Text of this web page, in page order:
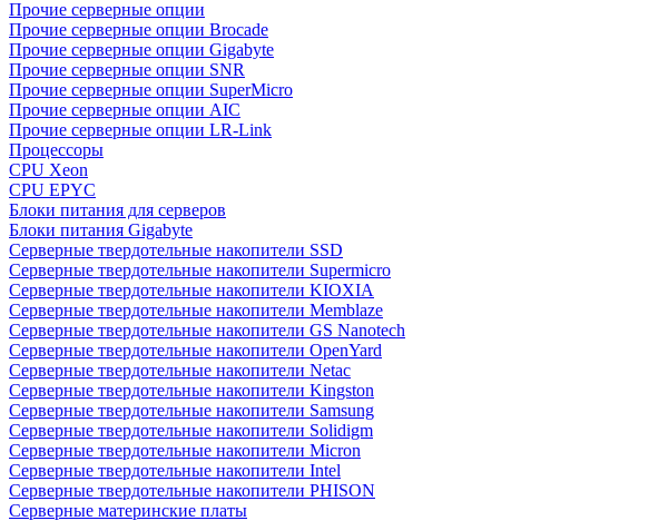
Прочие серверные опции
Прочие серверные опции Brocade
Прочие серверные опции Gigabyte
Прочие серверные опции SNR
Прочие серверные опции SuperMicro
Прочие серверные опции AIC
Прочие серверные опции LR-Link
Процессоры
CPU Xeon
CPU EPYC
Блоки питания для серверов
Блоки питания Gigabyte
Серверные твердотельные накопители SSD
Cерверные твердотельные накопители Supermicro
Cерверные твердотельные накопители KIOXIA
Cерверные твердотельные накопители Memblaze
Cерверные твердотельные накопители GS Nanotech
Серверные твердотельные накопители OpenYard
Серверные твердотельные накопители Netac
Cерверные твердотельные накопители Kingston
Cерверные твердотельные накопители Samsung
Cерверные твердотельные накопители Solidigm
Cерверные твердотельные накопители Micron
Cерверные твердотельные накопители Intel
Cерверные твердотельные накопители PHISON
Серверные материнские платы